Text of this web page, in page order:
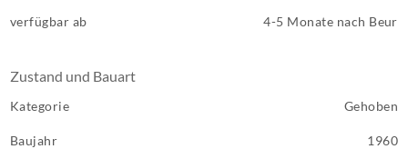
verfügbar ab 4-5 Monate nach Beur
Zustand und Bauart
Kategorie Gehoben
Baujahr 1960